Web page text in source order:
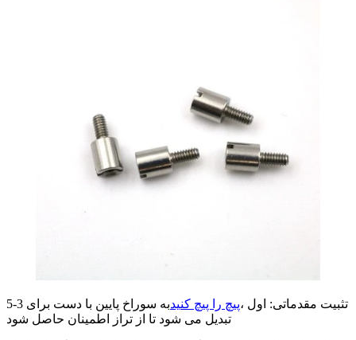
تثبیت مقدماتی: اول ،پیچ را پیچ کنید
به سوراخ پایین با دست برای 3-5
تبدیل می شود تا از تراز اطمینان حاصل شود